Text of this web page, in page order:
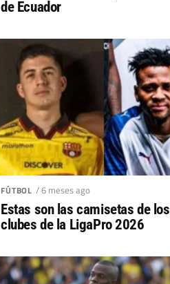
de Ecuador
FÚTBOL / 6 meses ago
Estas son las camisetas de los
clubes de la LigaPro 2026